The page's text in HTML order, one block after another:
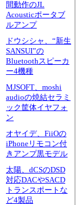
間動作のJL
Acousticポータブ
ルアンプ
ドウシシャ、“新生
SANSUI”の
Bluetoothスピーカ
ー4機種
MJSOFT、moshi
audioの焼結セラミ
ック筐体イヤフォ
ン
オヤイデ、FiiOの
iPhoneリモコン付
きアンプ黒モデル
太陽、dCSのDSD
対応DACやSACD
トランスポートな
ど4製品